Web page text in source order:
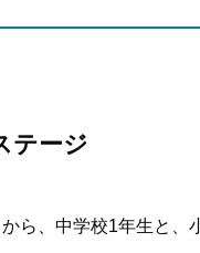
テージ
ら、中学校1年生と、